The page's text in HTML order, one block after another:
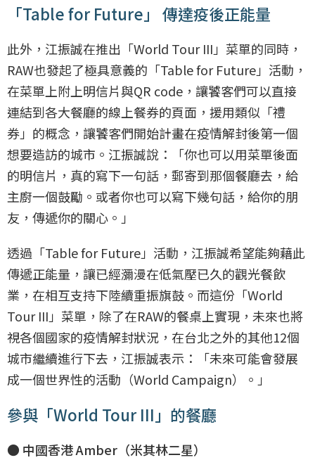
「Table for Future」 傳達疫後正能量
此外，江振誠在推出「World Tour III」菜單的同時，
RAW也發起了極具意義的「Table for Future」活動，
在菜單上附上明信片與QR code，讓饕客們可以直接
連結到各大餐廳的線上餐券的頁面，援用類似「禮
券」的概念，讓饕客們開始計畫在疫情解封後第一個
想要造訪的城市。江振誠說：「你也可以用菜單後面
的明信片，真的寫下一句話，郵寄到那個餐廳去，給
主廚一個鼓勵。或者你也可以寫下幾句話，給你的朋
友，傳遞你的關心。」
透過「Table for Future」活動，江振誠希望能夠藉此
傳遞正能量，讓已經瀰漫在低氣壓已久的觀光餐飲
業，在相互支持下陸續重振旗鼓。而這份「World
Tour III」菜單，除了在RAW的餐桌上實現，未來也將
視各個國家的疫情解封狀況，在台北之外的其他12個
城市繼續進行下去，江振誠表示：「未來可能會發展
成一個世界性的活動（World Campaign）。」
參與「World Tour III」的餐廳
● 中國香港 Amber（米其林二星）